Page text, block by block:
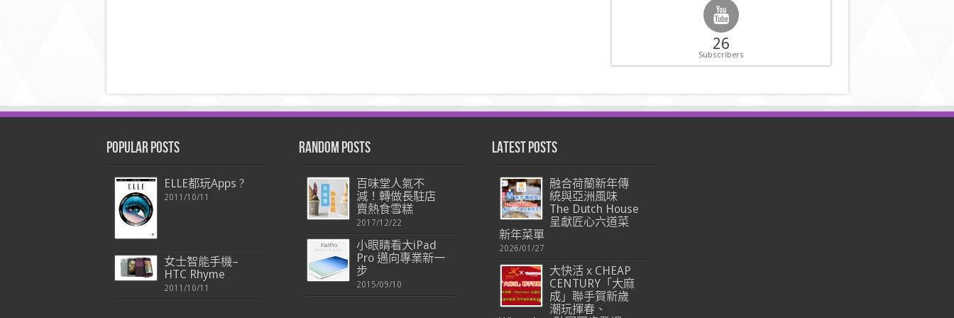
26
Subscribers
Popular Posts
ELLE都玩Apps ?
2011/10/11
女士智能手機–
HTC Rhyme
2011/10/11
Random Posts
百味堂人氣不
減！轉做長駐店
賣熱食雪糕
2017/12/22
小眼睛看大iPad
Pro 邁向專業新一
步
2015/09/10
Latest Posts
融合荷蘭新年傳
統與亞洲風味
The Dutch House
呈獻匠心六道菜
新年菜單
2026/01/27
大快活 x CHEAP
CENTURY「大麻
成」聯手賀新歲
潮玩揮春、